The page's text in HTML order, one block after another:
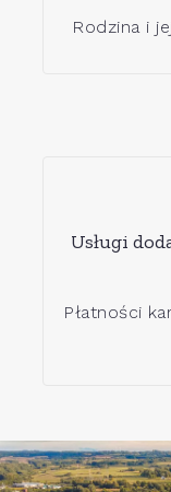
Rodzina i
Usługi
Płatności